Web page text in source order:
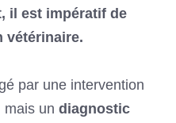
il est impératif de
vétérinaire.
par une intervention
mais un diagnostic